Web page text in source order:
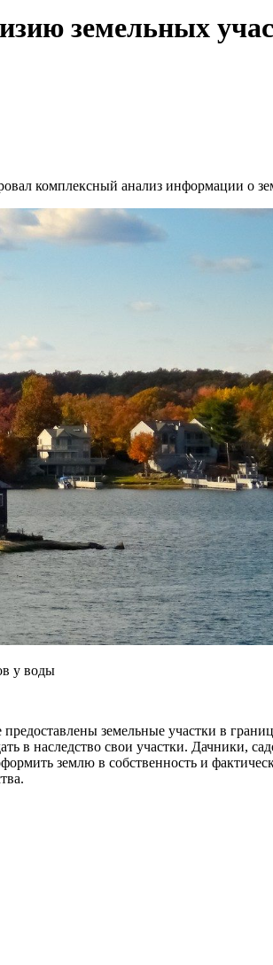
земельных
комплексный анализ информации о
у воды
земельные участки в
в наследство свои участки. Дачники,
землю в собственность и